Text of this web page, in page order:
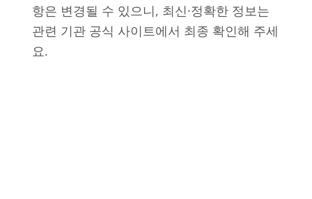
항은 변경될 수 있으니, 최신·정확한 정보는
관련 기관 공식 사이트에서 최종 확인해 주세
요.